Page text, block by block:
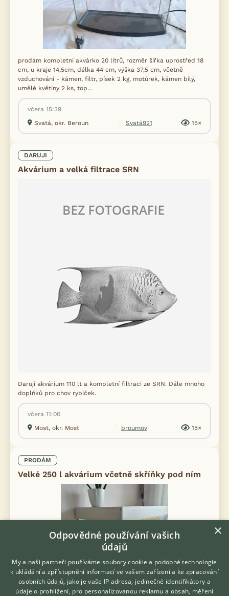
prodám kompletní akvárko 20 litrů, rozměr šířka uprostřed 18
cm, u kraje 14,5cm, délka 44 cm, výška 37,5 cm, včetně
vzduchování - kámen, filtr, písek 2 kg, motůrek, kámen bílý,
umělé květiny 2 ks, top...
včera 15:39
Svatá, okr. Beroun
Svatá921 15×
DARUJI
Akvárium a velká filtrace SRN
Daruji akvárium 110 lt a kompletní filtraci ze SRN. Dále mnoho
doplňků pro chov rybiček.
včera 11:00
Most, okr. Most
broumov 15×
PRODÁM
Velké 250 l akvárium včetně skříňky pod ním
×
Odpovědné používání vašich
údajů
My a naši partneři používáme soubory cookie a podobné technologie
k ukládání a zpřístupnění informací ve vašem zařízení a ke zpracování
osobních údajů, jako je vaše IP adresa, jedinečné identifikátory a
údaje o prohlížení, pro personalizovanou reklamu a obsah, měření